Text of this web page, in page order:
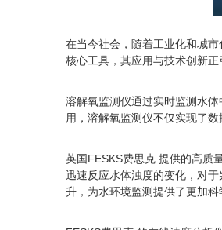
在当今社会，随着工业化和城
核心工具，其应用与技术创新正
溶解氧监测仪通过实时监测水
用，溶解氧监测仪不仅实现了
英国FESKS费思克 提供的高质
迅速反应水体浊度的变化，对
升，为水环境监测提供了更加科